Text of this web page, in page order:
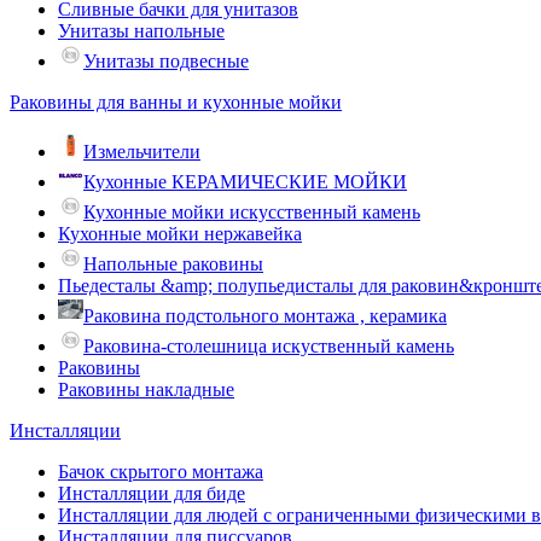
Сливные бачки для унитазов
Унитазы напольные
Унитазы подвесные
Раковины для ванны и кухонные мойки
Измельчители
Кухонные КЕРАМИЧЕСКИЕ МОЙКИ
Кухонные мойки искусственный камень
Кухонные мойки нержавейка
Напольные раковины
Пьедесталы &amp; полупьедисталы для
Раковина подстольного монтажа , керамика
Раковина-столешница искуственный камень
Раковины
Раковины накладные
Инсталляции
Бачок скрытого монтажа
Инсталляции для биде
Инсталляции для людей с ограниченными физическими